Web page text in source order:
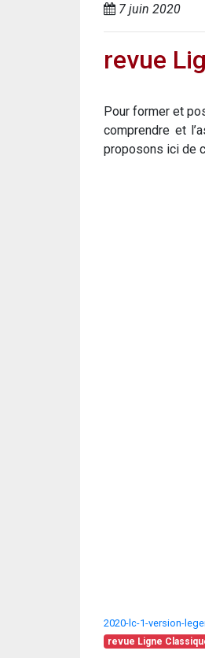
7 juin 2020
revue
Pour former et
comprendre et
proposons ici de
2020-lc-1-version-
revue Ligne